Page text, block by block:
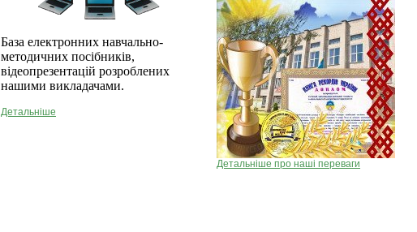
База електронних навчально-
методичних посібників,
відеопрезентацій розроблених
нашими викладачами.
Детальніше
Детальніше про наші переваги